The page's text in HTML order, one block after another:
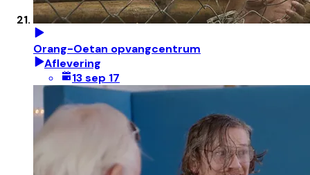
Orang-Oetan opvangcentrum
Aflevering
13 sep 17